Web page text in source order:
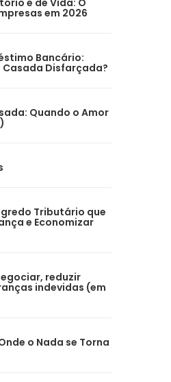
e de Vida: O
em 2026
Bancário:
Casada Disfarçada?
Quando o Amor
Tributário que
e Economizar
reduzir
indevidas (em
o Nada se Torna